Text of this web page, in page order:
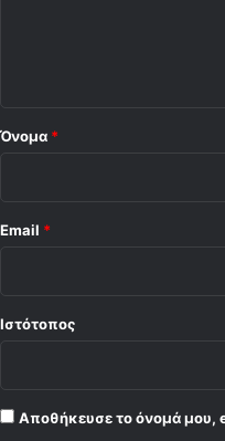
ε
Όνομα *
Email *
Ιστότοπος
Αποθήκευσε το όνομά μου,